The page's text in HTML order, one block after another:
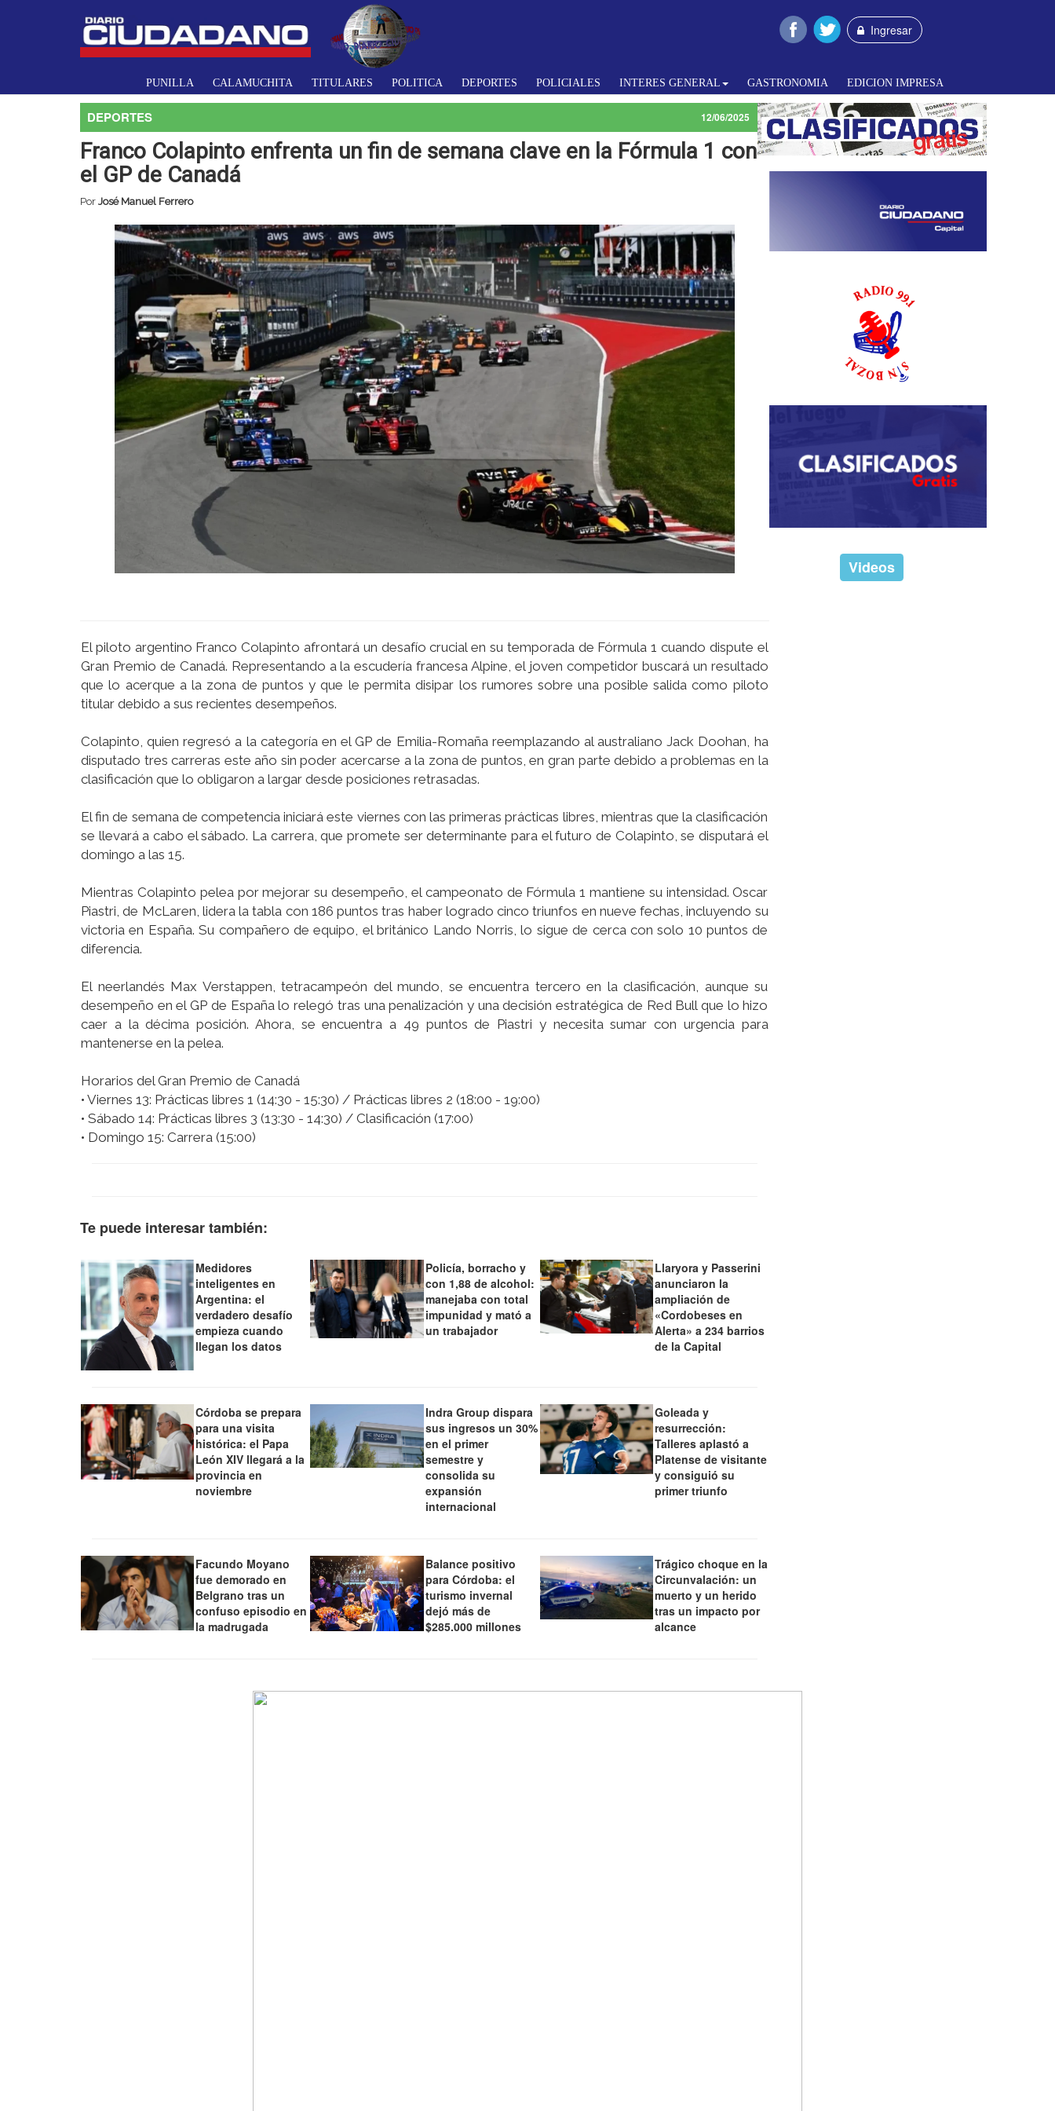
Ingresar
PUNILLA CALAMUCHITA TITULARES POLITICA DEPORTES POLICIALES INTERES GENERAL GASTRONOMIA EDICION IMPRESA
DEPORTES 12/06/2025
Franco Colapinto enfrenta un fin de semana clave en la Fórmula 1 con
el GP de Canadá
Por José Manuel Ferrero
El piloto argentino Franco Colapinto afrontará un desafío crucial en su temporada de Fórmula 1 cuando dispute el
Gran Premio de Canadá. Representando a la escudería francesa Alpine, el joven competidor buscará un resultado
que lo acerque a la zona de puntos y que le permita disipar los rumores sobre una posible salida como piloto
titular debido a sus recientes desempeños.
Colapinto, quien regresó a la categoría en el GP de Emilia-Romaña reemplazando al australiano Jack Doohan, ha
disputado tres carreras este año sin poder acercarse a la zona de puntos, en gran parte debido a problemas en la
clasificación que lo obligaron a largar desde posiciones retrasadas.
El fin de semana de competencia iniciará este viernes con las primeras prácticas libres, mientras que la clasificación
se llevará a cabo el sábado. La carrera, que promete ser determinante para el futuro de Colapinto, se disputará el
domingo a las 15.
Mientras Colapinto pelea por mejorar su desempeño, el campeonato de Fórmula 1 mantiene su intensidad. Oscar
Piastri, de McLaren, lidera la tabla con 186 puntos tras haber logrado cinco triunfos en nueve fechas, incluyendo su
victoria en España. Su compañero de equipo, el británico Lando Norris, lo sigue de cerca con solo 10 puntos de
diferencia.
El neerlandés Max Verstappen, tetracampeón del mundo, se encuentra tercero en la clasificación, aunque su
desempeño en el GP de España lo relegó tras una penalización y una decisión estratégica de Red Bull que lo hizo
caer a la décima posición. Ahora, se encuentra a 49 puntos de Piastri y necesita sumar con urgencia para
mantenerse en la pelea.
Horarios del Gran Premio de Canadá
• Viernes 13: Prácticas libres 1 (14:30 - 15:30) / Prácticas libres 2 (18:00 - 19:00)
• Sábado 14: Prácticas libres 3 (13:30 - 14:30) / Clasificación (17:00)
• Domingo 15: Carrera (15:00)
Te puede interesar también:
Medidores
inteligentes en
Argentina: el
verdadero desafío
empieza cuando
llegan los datos
Policía, borracho y
con 1,88 de alcohol:
manejaba con total
impunidad y mató a
un trabajador
Llaryora y Passerini
anunciaron la
ampliación de
«Cordobeses en
Alerta» a 234 barrios
de la Capital
Córdoba se prepara
para una visita
histórica: el Papa
León XIV llegará a la
provincia en
noviembre
Indra Group dispara
sus ingresos un 30%
en el primer
semestre y
consolida su
expansión
internacional
Goleada y
resurrección:
Talleres aplastó a
Platense de visitante
y consiguió su
primer triunfo
Facundo Moyano
fue demorado en
Belgrano tras un
confuso episodio en
la madrugada
Balance positivo
para Córdoba: el
turismo invernal
dejó más de
$285.000 millones
Trágico choque en la
Circunvalación: un
muerto y un herido
tras un impacto por
alcance
Videos